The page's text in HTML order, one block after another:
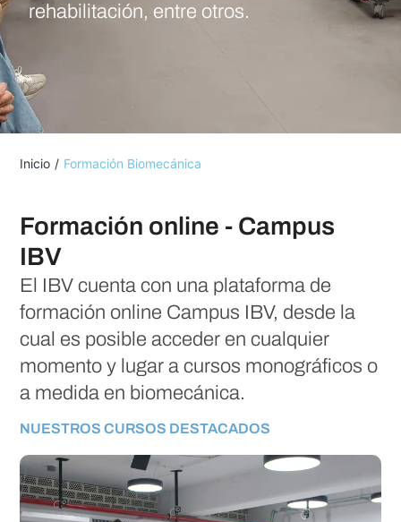
rehabilitación, entre otros.
Inicio / Formación Biomecánica
Formación online - Campus
IBV
El IBV cuenta con una plataforma de
formación online Campus IBV, desde la
cual es posible acceder en cualquier
momento y lugar a cursos monográficos o
a medida en biomecánica.
NUESTROS CURSOS DESTACADOS